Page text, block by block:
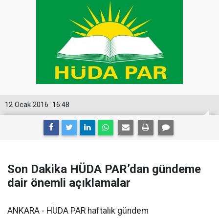
16:48
12 Ocak 2016
Son Dakika HÜDA PAR’dan gündeme
dair önemli açıklamalar
ANKARA - HÜDA PAR haftalık gündem